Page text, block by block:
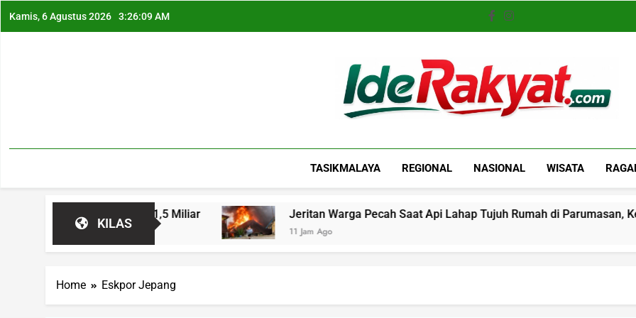
Kamis, 6 Agustus 2026 3:26:09 AM
Iderakyat.com
TASIKMALAYA REGIONAL NASIONAL WISATA
KILAS
Kerugian Rp1,5 Miliar Jeritan Warga Pecah Saat Api Lahap Tujuh Rumah di Parumasan, Kerugian
11 Jam Ago
Home Eskpor Jepang